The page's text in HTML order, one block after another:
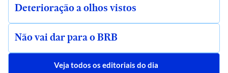
Deterioração a olhos vistos
Não vai dar para o BRB
Veja todos os editoriais do dia